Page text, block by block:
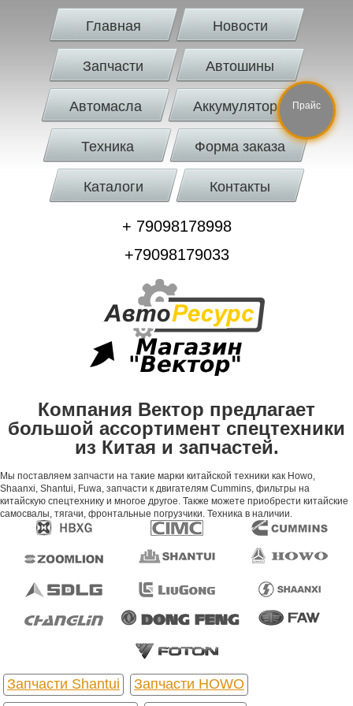
Главная Новости
Запчасти Автошины
Автомасла Аккумуляторы
Техника Форма заказа
Каталоги Контакты
+ 79098178998
+79098179033
Компания Вектор предлагает
большой ассортимент спецтехники
из Китая и запчастей.
Мы поставляем запчасти на такие марки китайской техники как Howo,
Shaanxi, Shantui, Fuwa, запчасти к двигателям Cummins, фильтры на
китайскую спецтехнику и многое другое. Также можете приобрести китайские
самосвалы, тягачи, фронтальные погрузчики. Техника в наличии.
Запчасти Shantui
Запчасти HOWO
Прайс